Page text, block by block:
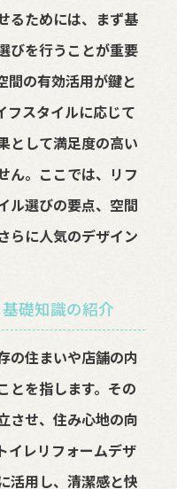
るためには、まず基
びを行うことが重要
間の有効活用が鍵と
フスタイルに応じて
として満足度の高い
ん。ここでは、リフ
ル選びの要点、空間
らに人気のデザイン
礎知識の紹介
の住まいや店舗の内
とを指します。その
させ、住み心地の向
イレリフォームデザ
活用し、清潔感と快